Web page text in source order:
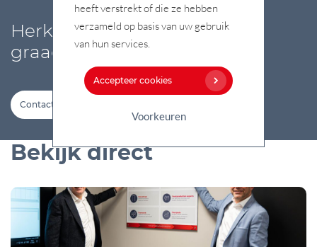
Herkenbaar? Dan komen wij
graag in contact
Contact
Bekijk direct
heeft verstrekt of die ze hebben
verzameld op basis van uw gebruik
van hun services.
Accepteer cookies
Voorkeuren